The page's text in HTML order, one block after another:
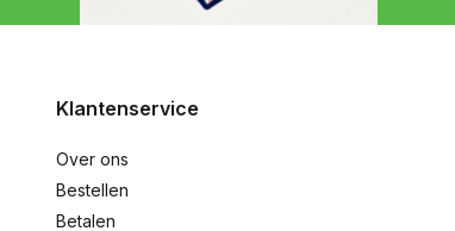
Klantenservice
Over ons
Bestellen
Betalen